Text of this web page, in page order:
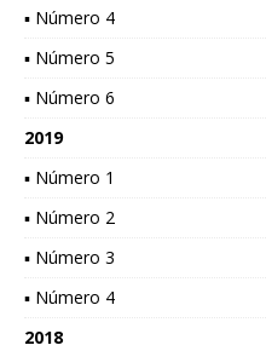
▪ Número 4
▪ Número 5
▪ Número 6
2019
▪ Número 1
▪ Número 2
▪ Número 3
▪ Número 4
2018